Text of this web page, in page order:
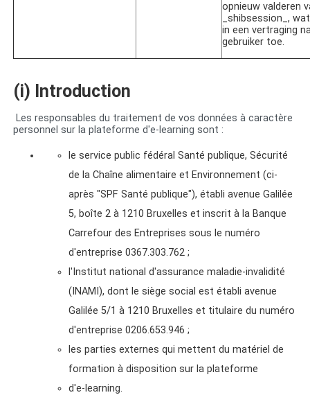
opnieuw valderen
_shibsession_,
in een vertraging
gebruiker toe.
(i) Introduction
Les responsables du traitement de vos données à caractère
personnel sur la plateforme d'e-learning sont :
le service public fédéral Santé publique, Sécurité
de la Chaîne alimentaire et Environnement (ci-
après "SPF Santé publique"), établi avenue Galilée
5, boîte 2 à 1210 Bruxelles et inscrit à la Banque
Carrefour des Entreprises sous le numéro
d'entreprise 0367.303.762 ;
l'Institut national d'assurance maladie-invalidité
(INAMI), dont le siège social est établi avenue
Galilée 5/1 à 1210 Bruxelles et titulaire du numéro
d'entreprise 0206.653.946 ;
les parties externes qui mettent du matériel de
formation à disposition sur la plateforme
d'e-learning.